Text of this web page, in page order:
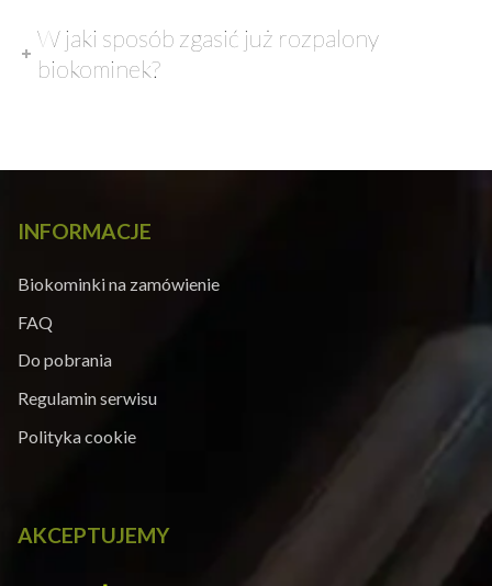
W jaki sposób zgasić już rozpalony
biokominek?
INFORMACJE
Biokominki na zamówienie
FAQ
Do pobrania
Regulamin serwisu
Polityka cookie
AKCEPTUJEMY